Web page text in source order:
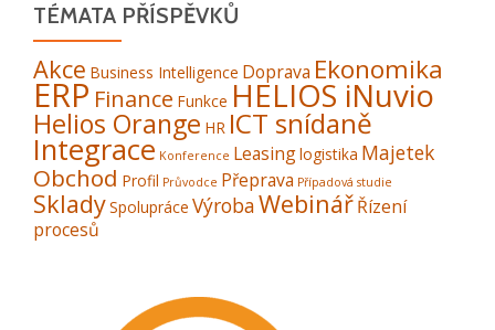
TÉMATA PŘÍSPĚVKŮ
Akce Business Intelligence Doprava Ekonomika
ERP Finance Funkce HELIOS iNuvio
Helios Orange HR ICT snídaně
Integrace Konference Leasinglogistika Majetek
Obchod Profil Průvodce Přeprava Případová studie
SkladySpolupráce VýrobaWebinářŘízení
procesů